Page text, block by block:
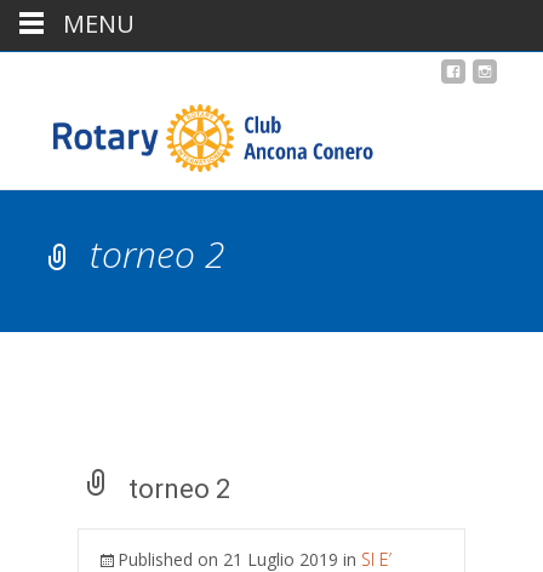
torneo 2
torneo 2
Published on 21 Luglio 2019 in SI E’
MENU